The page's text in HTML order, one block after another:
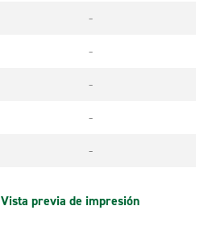
-
-
-
-
-
Vista previa de impresión